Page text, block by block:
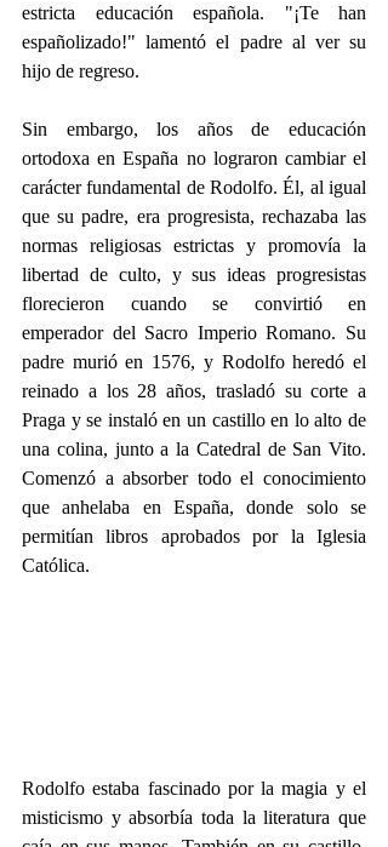
estricta educación española. "¡Te han
españolizado!" lamentó el padre al ver su
hijo de regreso.
Sin embargo, los años de educación
ortodoxa en España no lograron cambiar el
carácter fundamental de Rodolfo. Él, al igual
que su padre, era progresista, rechazaba las
normas religiosas estrictas y promovía la
libertad de culto, y sus ideas progresistas
florecieron cuando se convirtió en
emperador del Sacro Imperio Romano. Su
padre murió en 1576, y Rodolfo heredó el
reinado a los 28 años, trasladó su corte a
Praga y se instaló en un castillo en lo alto de
una colina, junto a la Catedral de San Vito.
Comenzó a absorber todo el conocimiento
que anhelaba en España, donde solo se
permitían libros aprobados por la Iglesia
Católica.
Rodolfo estaba fascinado por la magia y el
misticismo y absorbía toda la literatura que